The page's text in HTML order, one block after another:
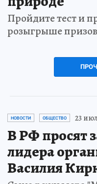
Пройдите тест и
розыгрыше призов
НОВОСТИ ОБЩЕСТВО 23
В РФ просят
лидера
Василия